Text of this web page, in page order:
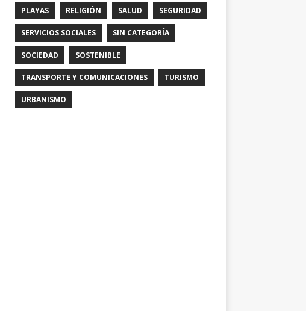
PLAYAS RELIGIÓN SALUD SEGURIDAD
SERVICIOS SOCIALES SIN CATEGORÍA
SOCIEDAD SOSTENIBLE
TRANSPORTE Y COMUNICACIONES TURISMO
URBANISMO